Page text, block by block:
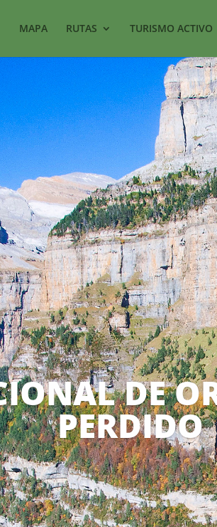
MAPA RUTAS TURISMO ACTIVO